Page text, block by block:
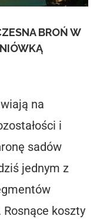
BROŃ W
na
i
sadów
jednym z
koszty